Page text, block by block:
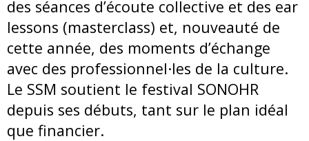
des séances d’écoute collective et des ear
lessons (masterclass) et, nouveauté de
cette année, des moments d’échange
avec des professionnel·les de la culture.
Le SSM soutient le festival SONOHR
depuis ses débuts, tant sur le plan idéal
que financier.